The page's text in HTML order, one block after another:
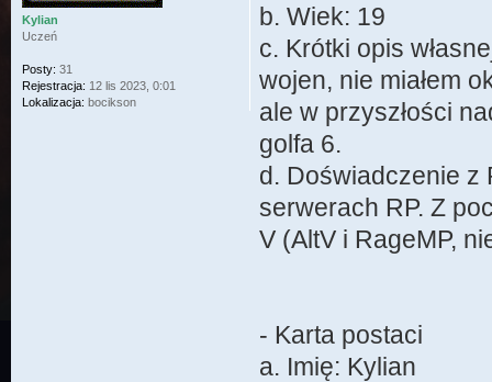
b. Wiek: 19
c. Krótki opis
wojen, nie miałem
ale w przyszłości
golfa 6.
d. Doświadczenie z
serwerach RP. Z
V (AltV i RageMP,
- Karta postaci
a. Imię: Kylian
Kylian
Uczeń
Posty: 31
Rejestracja: 12 lis 2023, 0:01
Lokalizacja: bocikson